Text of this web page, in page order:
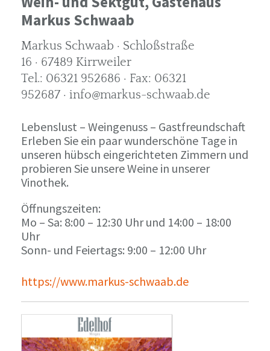
Markus Schwaab
Markus Schwaab · Schloßstraße
16 · 67489 Kirrweiler
Tel.: 06321 952686 · Fax: 06321
952687 · info@markus-schwaab.de
Lebenslust – Weingenuss – Gastfreundschaft
Erleben Sie ein paar wunderschöne Tage in
unseren hübsch eingerichteten Zimmern und
probieren Sie unsere Weine in unserer
Vinothek.
Öffnungszeiten:
Mo – Sa: 8:00 – 12:30 Uhr und 14:00 – 18:00
Uhr
Sonn- und Feiertags: 9:00 – 12:00 Uhr
https://www.markus-schwaab.de